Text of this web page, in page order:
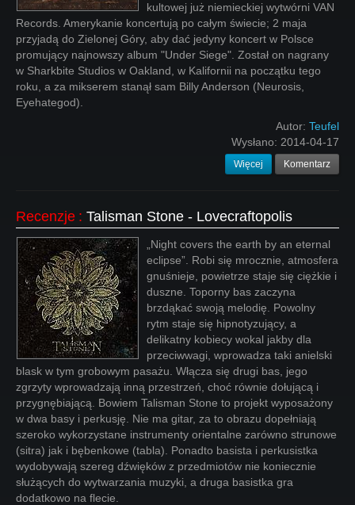
kultowej już niemieckiej wytwórni VAN
Records. Amerykanie koncertują po całym świecie; 2 maja
przyjadą do Zielonej Góry, aby dać jedyny koncert w Polsce
promujący najnowszy album "Under Siege". Został on nagrany
w Sharkbite Studios w Oakland, w Kalifornii na początku tego
roku, a za mikserem stanął sam Billy Anderson (Neurosis,
Eyehategod).
Autor: Teufel
Wysłano: 2014-04-17
Więcej Komentarz
Recenzje : Talisman Stone - Lovecraftopolis
„Night covers the earth by an eternal
eclipse”. Robi się mrocznie, atmosfera
gnuśnieje, powietrze staje się ciężkie i
duszne. Toporny bas zaczyna
brzdąkać swoją melodię. Powolny
rytm staje się hipnotyzujący, a
delikatny kobiecy wokal jakby dla
przeciwwagi, wprowadza taki anielski
blask w tym grobowym pasażu. Włącza się drugi bas, jego
zgrzyty wprowadzają inną przestrzeń, choć równie dołującą i
przygnębiającą. Bowiem Talisman Stone to projekt wyposażony
w dwa basy i perkusję. Nie ma gitar, za to obrazu dopełniają
szeroko wykorzystane instrumenty orientalne zarówno strunowe
(sitra) jak i bębenkowe (tabla). Ponadto basista i perkusistka
wydobywają szereg dźwięków z przedmiotów nie koniecznie
służących do wytwarzania muzyki, a druga basistka gra
dodatkowo na flecie.